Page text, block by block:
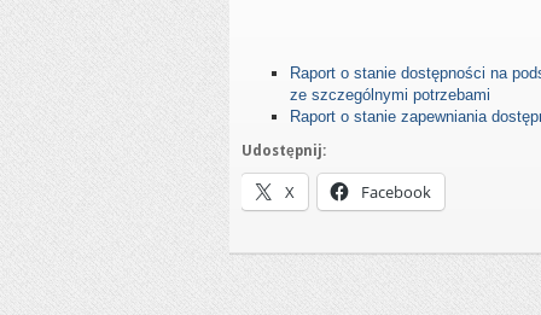
Raport o stanie dostępności na
ze szczególnymi potrzebami
Raport o stanie zapewniania
Udostępnij:
X Facebook